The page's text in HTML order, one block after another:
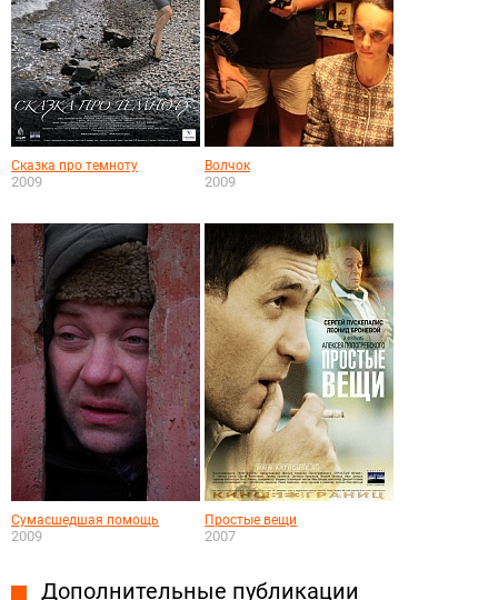
Сказка про темноту
2009
Волчок
2009
Сумасшедшая помощь
2009
Простые вещи
2007
Дополнительные публикации